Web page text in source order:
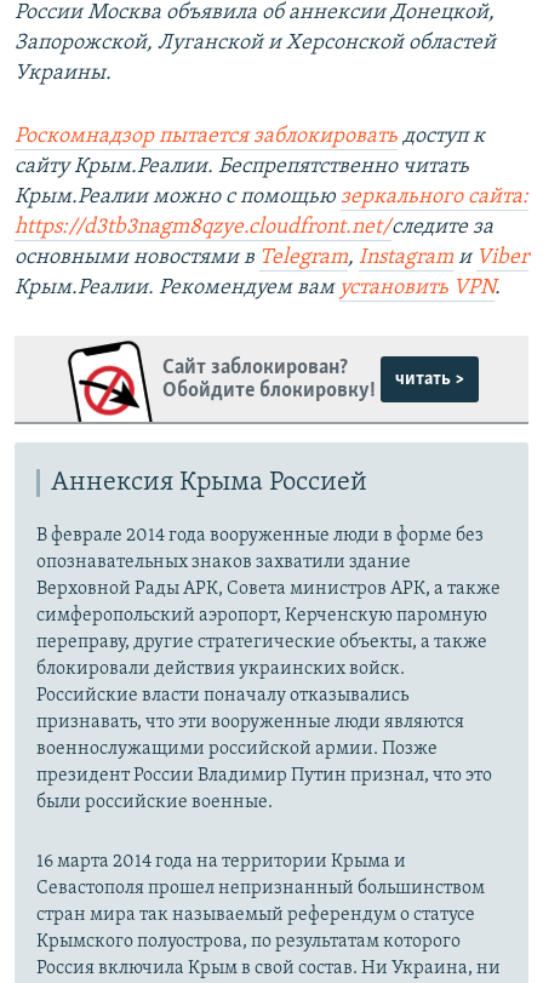
России Москва объявила об аннексии Донецкой,
Запорожской, Луганской и Херсонской областей
Украины.
Роскомнадзор пытается заблокировать доступ к
сайту Крым.Реалии. Беспрепятственно читать
Крым.Реалии можно с помощью зеркального сайта:
https://d3tb3nagm8qzye.cloudfront.net/следите за
основными новостями в Telegram, Instagram и Viber
Крым.Реалии. Рекомендуем вам установить VPN.
Сайт заблокирован?
Обойдите блокировку!
читать >
Аннексия Крыма Россией
В феврале 2014 года вооруженные люди в форме без
опознавательных знаков захватили здание
Верховной Рады АРК, Совета министров АРК, а также
симферопольский аэропорт, Керченскую паромную
переправу, другие стратегические объекты, а также
блокировали действия украинских войск.
Российские власти поначалу отказывались
признавать, что эти вооруженные люди являются
военнослужащими российской армии. Позже
президент России Владимир Путин признал, что это
были российские военные.
16 марта 2014 года на территории Крыма и
Севастополя прошел непризнанный большинством
стран мира так называемый референдум о статусе
Крымского полуострова, по результатам которого
Россия включила Крым в свой состав. Ни Украина, ни